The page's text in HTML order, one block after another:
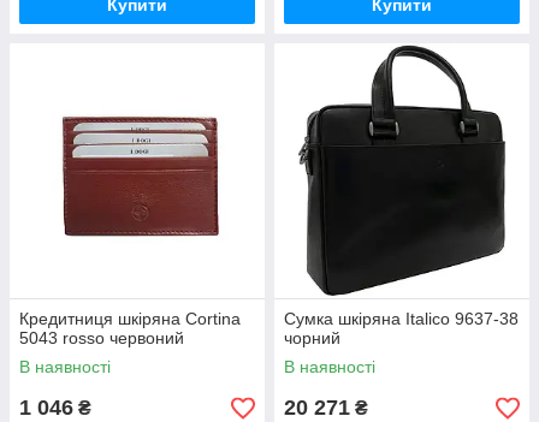
Купити Купити
Кредитниця шкіряна Cortina
5043 rosso червоний
В наявності
1 046 ₴
Сумка шкіряна Italico 9637-38
чорний
В наявності
20 271 ₴